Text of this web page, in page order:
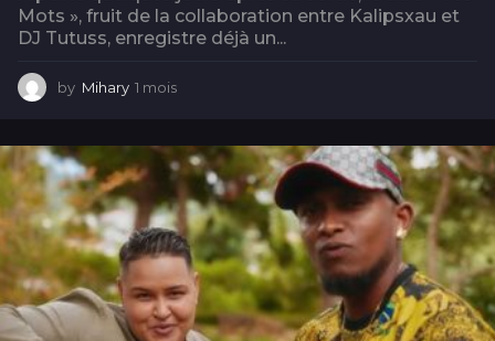
Mots », fruit de la collaboration entre Kalipsxau et
DJ Tutuss, enregistre déjà un...
by Mihary 1 mois
i
s